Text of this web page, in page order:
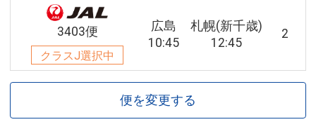
3403便
クラスJ選択中
広島
10:45
札幌(新千歳)
12:45
2
便を変更する